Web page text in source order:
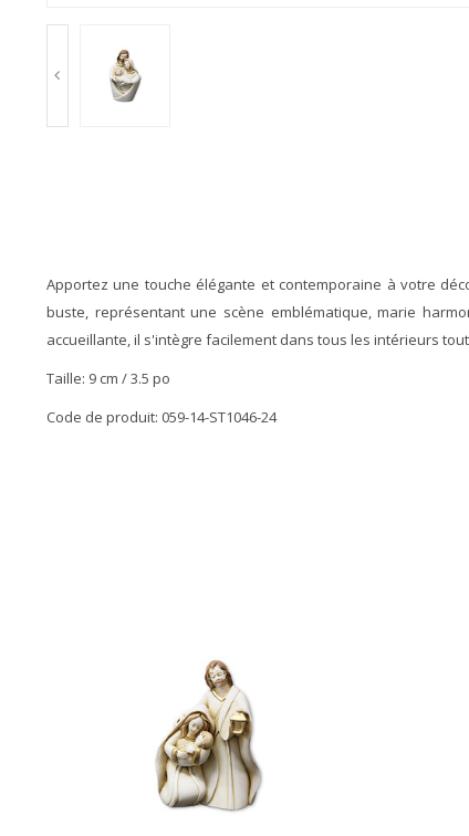
Apportez une touche élégante et contemporaine à votre
buste, représentant une scène emblématique, marie
accueillante, il s'intègre facilement dans tous les intérieurs
Taille: 9 cm / 3.5 po
Code de produit: 059-14-ST1046-24